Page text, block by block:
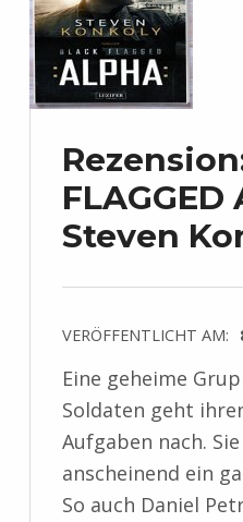
FLAGGED
Steven
VERÖFFENTLICHT AM:
Eine geheime
Soldaten geht
Aufgaben nach.
anscheinend ein
So auch Daniel